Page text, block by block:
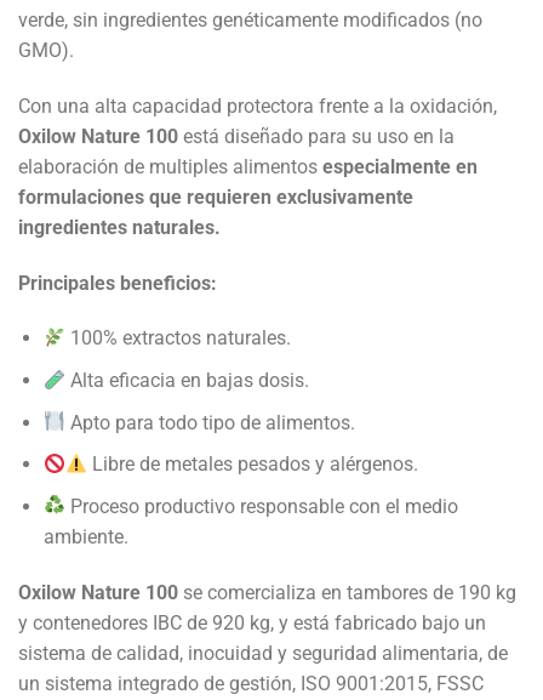
verde, sin ingredientes genéticamente modificados (no
GMO).
Con una alta capacidad protectora frente a la oxidación,
Oxilow Nature 100 está diseñado para su uso en la
elaboración de multiples alimentos especialmente en
formulaciones que requieren exclusivamente
ingredientes naturales.
Principales beneficios:
100% extractos naturales.
Alta eficacia en bajas dosis.
Apto para todo tipo de alimentos.
Libre de metales pesados y alérgenos.
Proceso productivo responsable con el medio
ambiente.
Oxilow Nature 100 se comercializa en tambores de 190 kg
y contenedores IBC de 920 kg, y está fabricado bajo un
sistema de calidad, inocuidad y seguridad alimentaria, de
un sistema integrado de gestión, ISO 9001:2015, FSSC